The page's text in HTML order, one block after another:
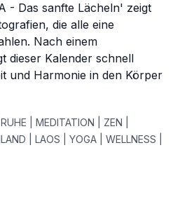
- Das sanfte Lächeln' zeigt
die alle eine
Nach einem
dieser Kalender schnell
und Harmonie in den Körper
| MEDITATION | ZEN |
| LAOS | YOGA | WELLNESS |